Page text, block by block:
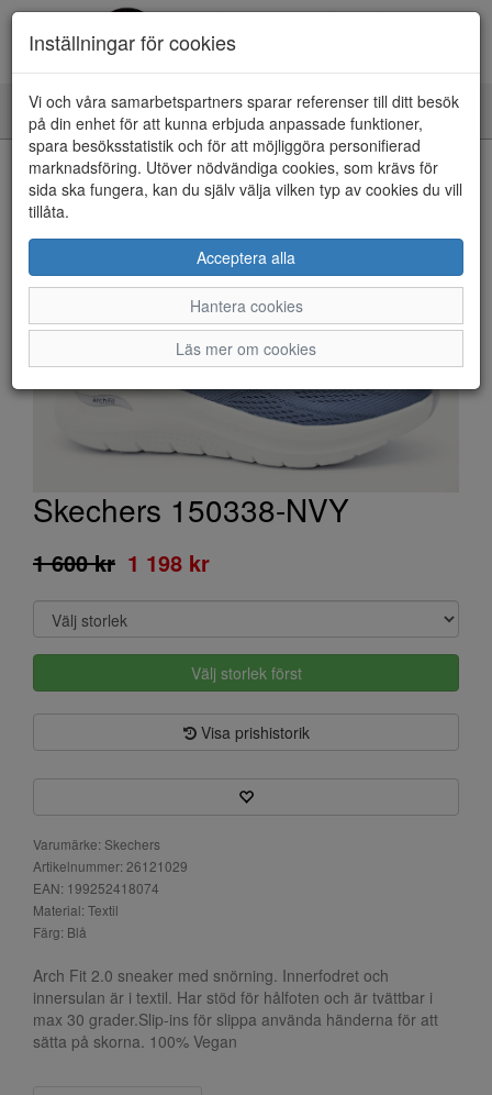
Toggle
navigation
HEM
Skechers 150338-NVY
1 600 kr 1 198 kr
Välj storlek först
Visa prishistorik
Varumärke: Skechers
Artikelnummer: 26121029
EAN: 199252418074
Material: Textil
Färg: Blå
Arch Fit 2.0 sneaker med snörning. Innerfodret och
innersulan är i textil. Har stöd för hålfoten och är tvättbar i
max 30 grader.Slip-ins för slippa använda händerna för att
sätta på skorna. 100% Vegan
Inställningar för cookies
Vi och våra samarbetspartners sparar referenser till ditt besök
på din enhet för att kunna erbjuda anpassade funktioner,
spara besöksstatistik och för att möjliggöra personifierad
marknadsföring. Utöver nödvändiga cookies, som krävs för
sida ska fungera, kan du själv välja vilken typ av cookies du vill
tillåta.
Acceptera alla
Hantera cookies
Läs mer om cookies